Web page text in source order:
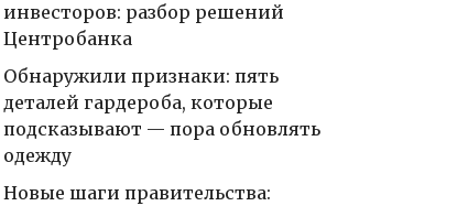
инвесторов: разбор решений
Центробанка
Обнаружили признаки: пять
деталей гардероба, которые
подсказывают — пора обновлять
одежду
Новые шаги правительства: